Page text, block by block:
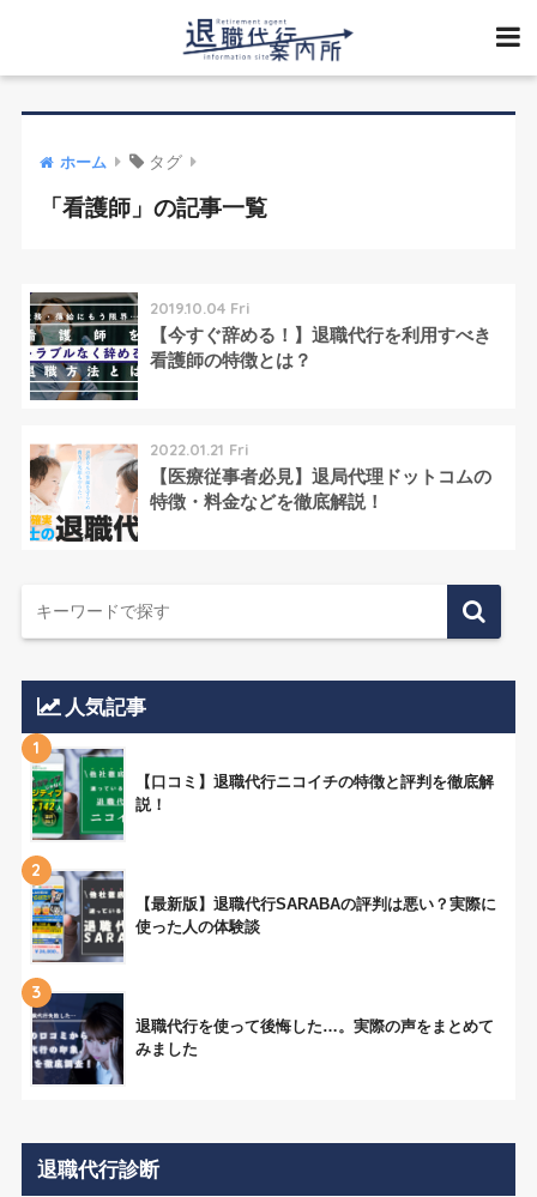
ホーム タグ
「看護師」の記事一覧
2019.10.04 Fri
【今すぐ辞める！】退職代行を利用すべき
看護師の特徴とは？
2022.01.21 Fri
【医療従事者必見】退局代理ドットコムの
特徴・料金などを徹底解説！
人気記事
1
【口コミ】退職代行ニコイチの特徴と評判を徹底解
説！
2
【最新版】退職代行SARABAの評判は悪い？実際に
使った人の体験談
3
退職代行を使って後悔した…。実際の声をまとめて
みました
退職代行診断